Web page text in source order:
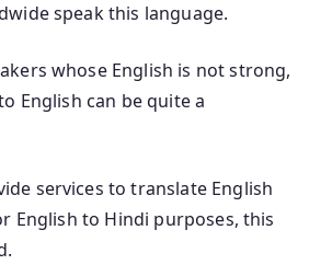
speak this language.
whose English is not strong,
English can be quite a
services to translate English
English to Hindi purposes, this